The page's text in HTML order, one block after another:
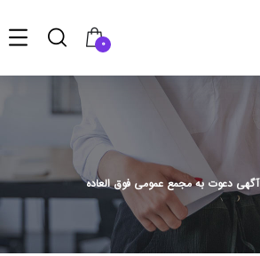
0
آگهی دعوت به مجمع عمومی فوق العاده